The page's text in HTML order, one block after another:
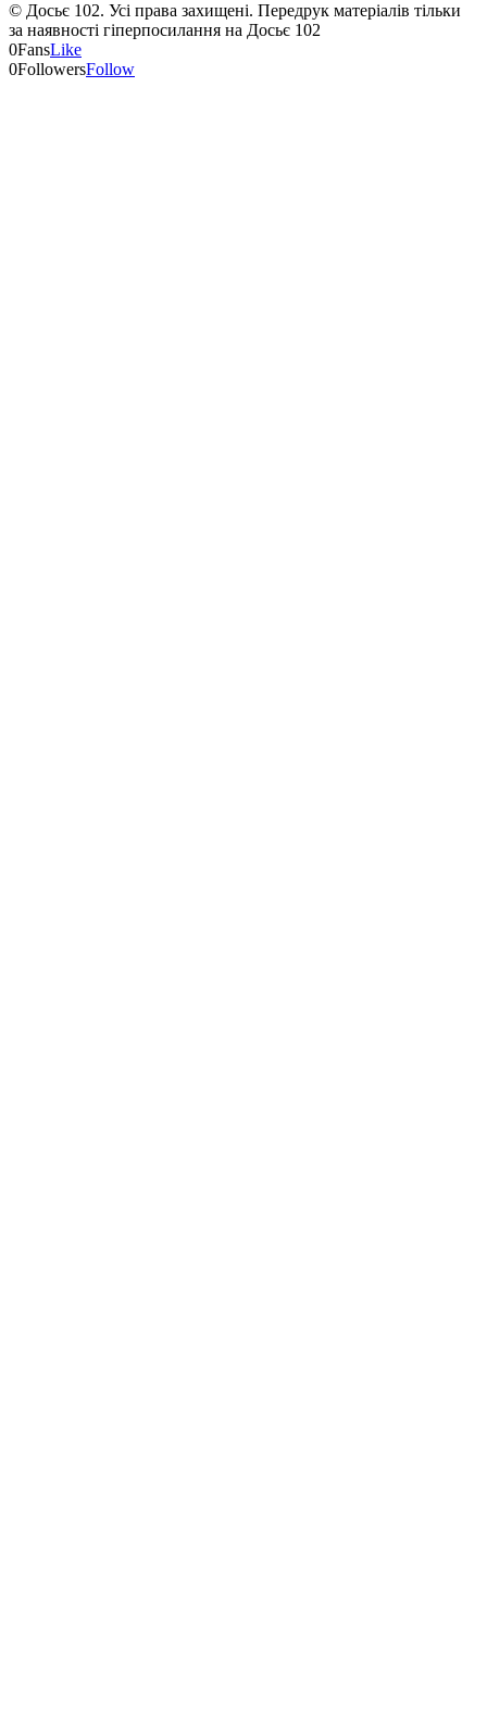
© Досьє 102. Усі права захищені. Передрук матеріалів тільки
за наявності гіперпосилання на Досьє 102
0FansLike
0FollowersFollow